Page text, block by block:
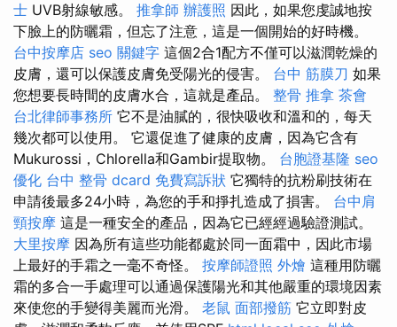
士 UVB射線敏感。 推拿師 辦護照 因此，如果您虔誠地按
下臉上的防曬霜，但忘了注意，這是一個開始的好時機。
台中按摩店 seo 關鍵字 這個2合1配方不僅可以滋潤乾燥的
皮膚，還可以保護皮膚免受陽光的侵害。 台中 筋膜刀 如果
您想要長時間的皮膚水合，這就是產品。 整骨 推拿 茶會
台北律師事務所 它不是油膩的，很快吸收和溫和的，每天
幾次都可以使用。 它還促進了健康的皮膚，因為它含有
Mukurossi，Chlorella和Gambir提取物。 台胞證基隆 seo
優化 台中 整骨 dcard 免費寫訴狀 它獨特的抗粉刷技術在
申請後最多24小時，為您的手和掙扎造成了損害。 台中肩
頸按摩 這是一種安全的產品，因為它已經經過驗證測試。
大里按摩 因為所有這些功能都處於同一面霜中，因此市場
上最好的手霜之一毫不奇怪。 按摩師證照 外燴 這種用防曬
霜的多合一手處理可以通過保護陽光和其他嚴重的環境因素
來使您的手變得美麗而光滑。 老鼠 面部撥筋 它立即對皮